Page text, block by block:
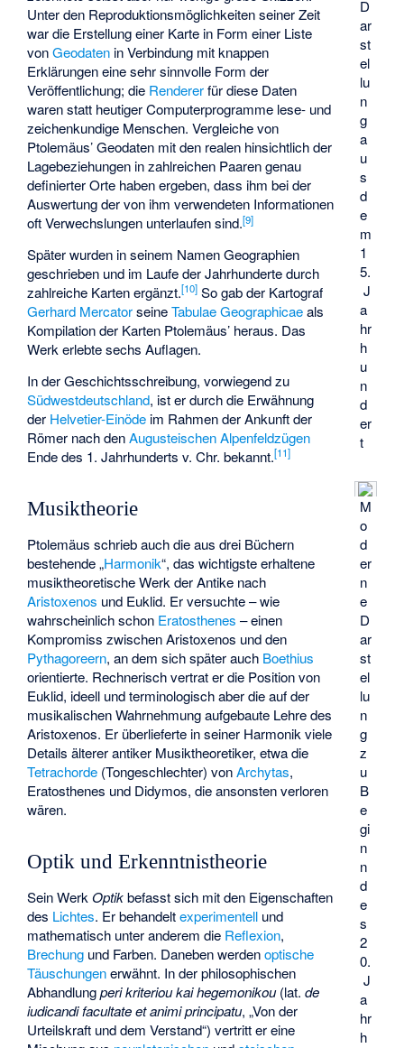
D
ar
st
el
lu
n
g
a
u
s
d
e
m
1
5.
J
a
hr
h
u
n
d
er
t
M
o
d
er
n
e
D
ar
st
el
lu
n
g
z
u
B
e
gi
n
n
d
e
s
2
0.
J
a
hr
h
Unter den Reproduktionsmöglichkeiten seiner Zeit
war die Erstellung einer Karte in Form einer Liste
vonGeodaten in Verbindung mit knappen
Erklärungen eine sehr sinnvolle Form der
Veröffentlichung; die Rendererfür diese Daten
waren statt heutiger Computerprogramme lese- und
zeichenkundige Menschen. Vergleiche von
Ptolemäus’ Geodaten mit den realen hinsichtlich der
Lagebeziehungen in zahlreichen Paaren genau
definierter Orte haben ergeben, dass ihm bei der
Auswertung der von ihm verwendeten Informationen
oft Verwechslungen unterlaufen sind.[9]
Später wurden in seinem Namen Geographien
geschrieben und im Laufe der Jahrhunderte durch
zahlreiche Karten ergänzt.[10] So gab der Kartograf
Gerhard MercatorseineTabulae Geographicaeals
Kompilation der Karten Ptolemäus’ heraus. Das
Werk erlebte sechs Auflagen.
In der Geschichtsschreibung, vorwiegend zu
Südwestdeutschland, ist er durch die Erwähnung
der Helvetier-Einöde im Rahmen der Ankunft der
Römer nach denAugusteischen Alpenfeldzügen
Ende des 1. Jahrhunderts v. Chr. bekannt.[11]
Musiktheorie
Ptolemäus schrieb auch die aus drei Büchern
bestehende „Harmonik“, das wichtigste erhaltene
musiktheoretische Werk der Antike nach
Aristoxenos und Euklid. Er versuchte – wie
wahrscheinlich schon Eratosthenes – einen
Kompromiss zwischen Aristoxenos und den
Pythagoreern, an dem sich später auch Boethius
orientierte. Rechnerisch vertrat er die Position von
Euklid, ideell und terminologisch aber die auf der
musikalischen Wahrnehmung aufgebaute Lehre des
Aristoxenos. Er überlieferte in seiner Harmonik viele
Details älterer antiker Musiktheoretiker, etwa die
Tetrachorde (Tongeschlechter) vonArchytas,
Eratosthenes und Didymos, die ansonsten verloren
wären.
Optik und Erkenntnistheorie
Sein WerkOptikbefasst sich mit den Eigenschaften
des Lichtes. Er behandeltexperimentell und
mathematisch unter anderem die Reflexion,
Brechung und Farben. Daneben werdenoptische
Täuschungenerwähnt. In der philosophischen
Abhandlungperi kriteriou kai hegemonikou(lat.de
iudicandi facultate et animi principatu, „Von der
Urteilskraft und dem Verstand“) vertritt er eine